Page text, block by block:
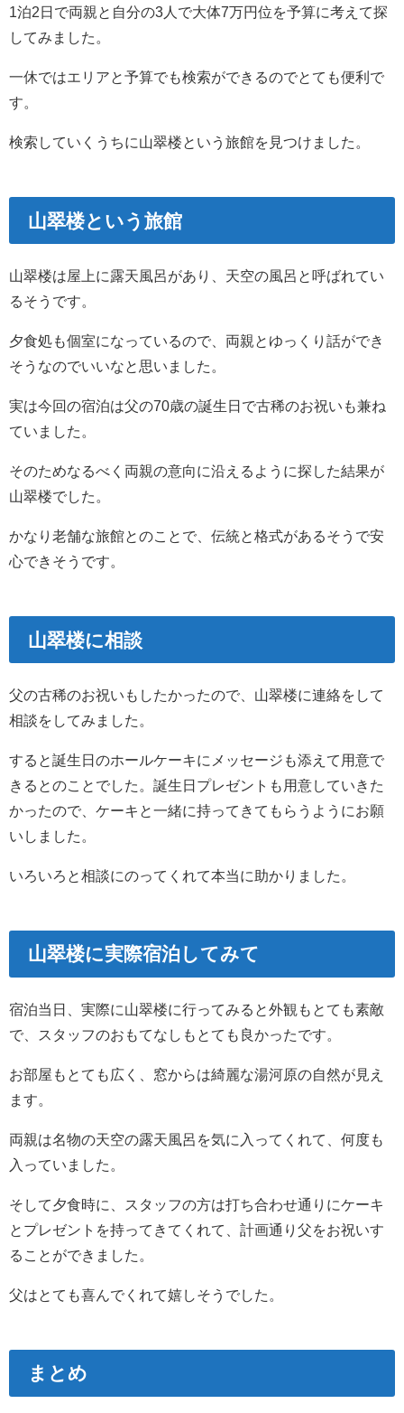
1泊2日で両親と自分の3人で大体7万円位を予算に考えて探
してみました。
一休ではエリアと予算でも検索ができるのでとても便利で
す。
検索していくうちに山翠楼という旅館を見つけました。
山翠楼という旅館
山翠楼は屋上に露天風呂があり、天空の風呂と呼ばれてい
るそうです。
夕食処も個室になっているので、両親とゆっくり話ができ
そうなのでいいなと思いました。
実は今回の宿泊は父の70歳の誕生日で古稀のお祝いも兼ね
ていました。
そのためなるべく両親の意向に沿えるように探した結果が
山翠楼でした。
かなり老舗な旅館とのことで、伝統と格式があるそうで安
心できそうです。
山翠楼に相談
父の古稀のお祝いもしたかったので、山翠楼に連絡をして
相談をしてみました。
すると誕生日のホールケーキにメッセージも添えて用意で
きるとのことでした。誕生日プレゼントも用意していきた
かったので、ケーキと一緒に持ってきてもらうようにお願
いしました。
いろいろと相談にのってくれて本当に助かりました。
山翠楼に実際宿泊してみて
宿泊当日、実際に山翠楼に行ってみると外観もとても素敵
で、スタッフのおもてなしもとても良かったです。
お部屋もとても広く、窓からは綺麗な湯河原の自然が見え
ます。
両親は名物の天空の露天風呂を気に入ってくれて、何度も
入っていました。
そして夕食時に、スタッフの方は打ち合わせ通りにケーキ
とプレゼントを持ってきてくれて、計画通り父をお祝いす
ることができました。
父はとても喜んでくれて嬉しそうでした。
まとめ